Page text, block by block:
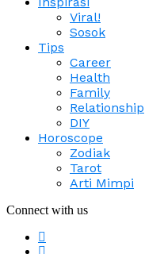
Viral!
Sosok
Tips
Career
Health
Family
Relationship
DIY
Horoscope
Zodiak
Tarot
Arti Mimpi
Connect with us